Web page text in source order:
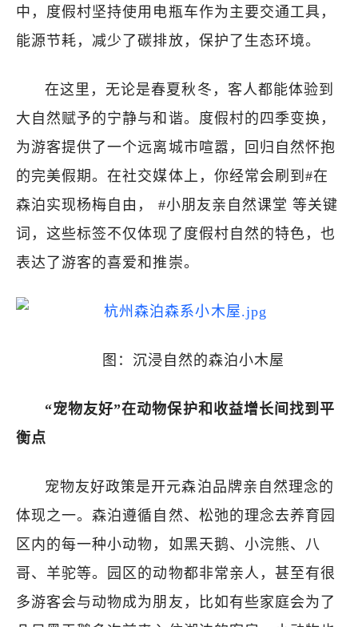
中，度假村坚持使用电瓶车作为主要交通工具，
能源节耗，减少了碳排放，保护了生态环境。
在这里，无论是春夏秋冬，客人都能体验到
大自然赋予的宁静与和谐。度假村的四季变换，
为游客提供了一个远离城市喧嚣，回归自然怀抱
的完美假期。在社交媒体上，你经常会刷到#在
森泊实现杨梅自由， #小朋友亲自然课堂 等关键
词，这些标签不仅体现了度假村自然的特色，也
表达了游客的喜爱和推崇。
图：沉浸自然的森泊小木屋
“宠物友好”在动物保护和收益增长间找到平
衡点
宠物友好政策是开元森泊品牌亲自然理念的
体现之一。森泊遵循自然、松弛的理念去养育园
区内的每一种小动物，如黑天鹅、小浣熊、八
哥、羊驼等。园区的动物都非常亲人，甚至有很
多游客会与动物成为朋友，比如有些家庭会为了